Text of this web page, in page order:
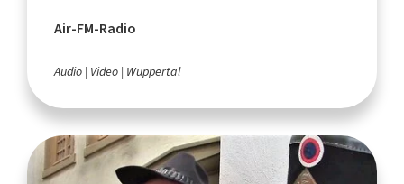
Air-FM-Radio
Audio Video Wuppertal